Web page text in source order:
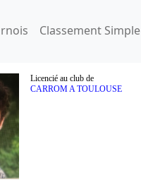
Classement Simple
Licencié au club de
CARROM A TOULOUSE